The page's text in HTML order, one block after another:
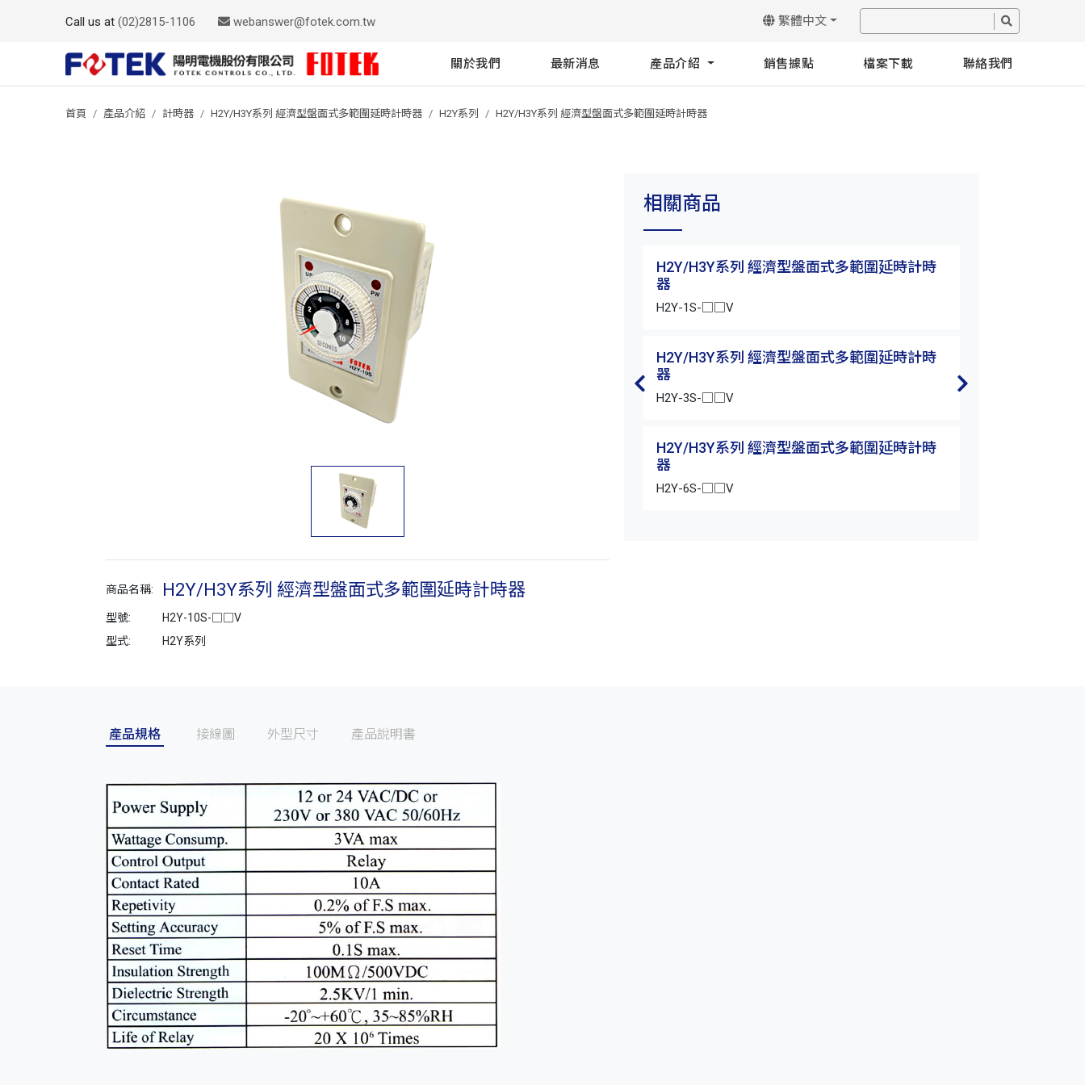
Call us at (02)2815-1106 webanswer@fotek.com.tw 繁體中文
關於我們 最新消息 產品介紹 銷售據點 檔案下載 聯絡我們
首頁 產品介紹 計時器 H2Y/H3Y系列 經濟型盤面式多範圍延時計時器 H2Y系列 H2Y/H3Y系列 經濟型盤面式多範圍延時計時器
商品名稱: H2Y/H3Y系列 經濟型盤面式多範圍延時計時器
型號:
H2Y-10S-□□V
型式:
H2Y系列
相關商品
H2Y/H3Y系列 經濟型盤面式多範圍延時計時
器
H2Y-1S-□□V
H2Y/H3Y系列 經濟型盤面式多範圍延時計時
器
H2Y-3S-□□V
H2Y/H3Y系列 經濟型盤面式多範圍延時計時
器
H2Y-6S-□□V
產品規格 接線圖 外型尺寸 產品說明書